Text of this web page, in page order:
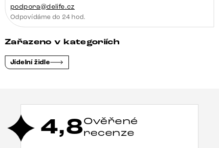
podpora@delife.cz
Odpovídáme do 24 hod.
Zařazeno v kategoriích
Jídelní židle
4,8Ověřené
recenze